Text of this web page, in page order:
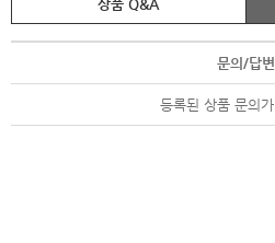
상품 Q&A
문의/답변
등록된 상품 문의